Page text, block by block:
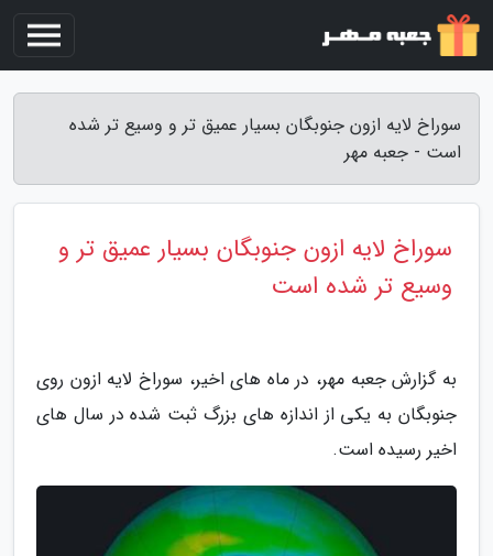
سوراخ لایه ازون جنوبگان بسیار عمیق تر و وسیع تر شده
است - جعبه مهر
سوراخ لایه ازون جنوبگان بسیار عمیق تر و
وسیع تر شده است
به گزارش جعبه مهر، در ماه های اخیر، سوراخ لایه ازون روی
جنوبگان به یکی از اندازه های بزرگ ثبت شده در سال های
اخیر رسیده است.